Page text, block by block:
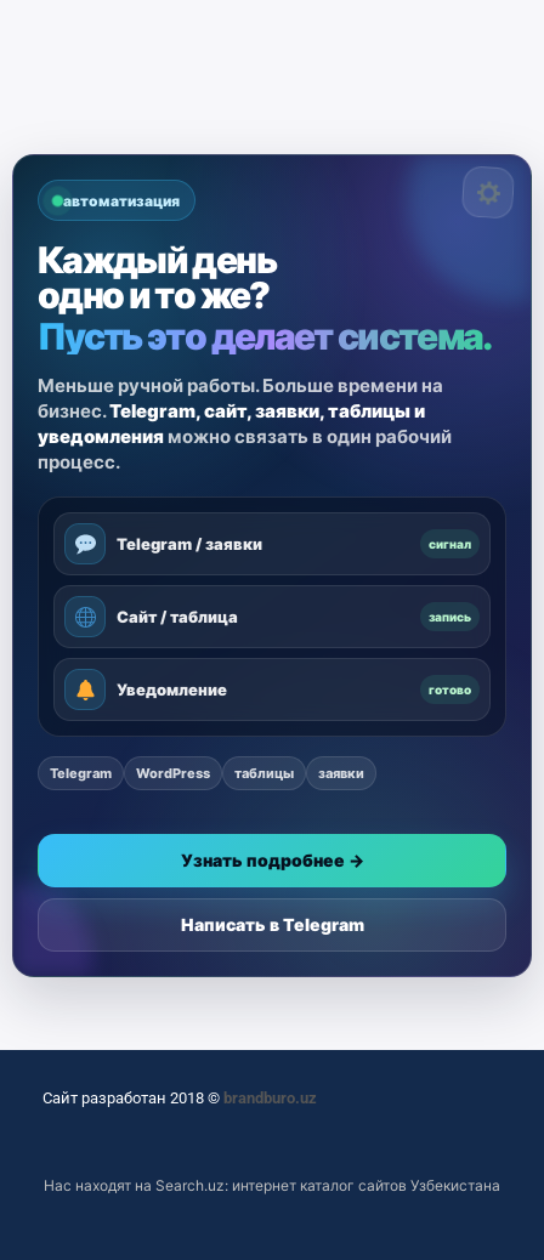
автоматизация
Каждый день
одно и то же?
Пусть это делает система.
Меньше ручной работы. Больше времени на
бизнес.Telegram, сайт, заявки, таблицы и
уведомления можно связать в один рабочий
процесс.
Telegram / заявки сигнал
Сайт / таблица запись
Уведомление готово
Telegram WordPress таблицы заявки
Узнать подробнее →
Написать в Telegram
Сайт разработан 2018 © brandburo.uz
Нас находят на Search.uz: интернет каталог сайтов Узбекистана